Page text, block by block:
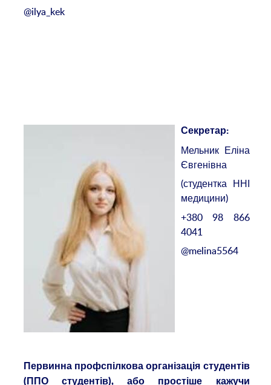
@ilya_kek
Секретар:
Мельник Еліна
Євгенівна
(студентка ННІ
медицини)
+380 98 866
4041
@melina5564
Первинна профспілкова організація студентів
(ППО студентів), або простіше кажучи